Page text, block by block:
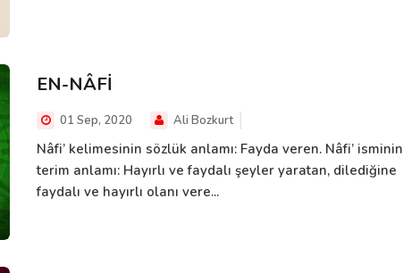
EN-NÂFİ
01 Sep, 2020 Ali Bozkurt
Nâfi’ kelimesinin sözlük anlamı: Fayda veren. Nâfi’ isminin
terim anlamı: Hayırlı ve faydalı şeyler yaratan, dilediğine
faydalı ve hayırlı olanı vere...